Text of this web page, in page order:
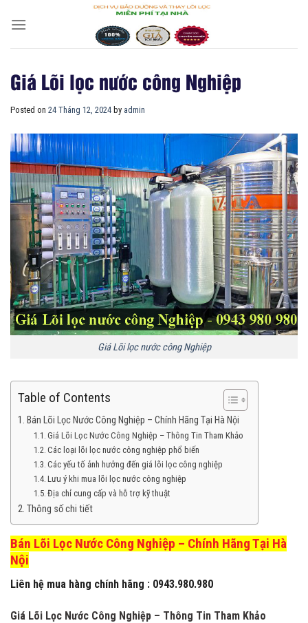
Giá Lõi lọc nước công Nghiệp
Posted on 24 Tháng 12, 2024 by admin
Giá Lõi lọc nước công Nghiệp
Table of Contents
Bán Lõi Lọc Nước Công Nghiệp – Chính Hãng Tại Hà Nội
Giá Lõi Lọc Nước Công Nghiệp – Thông Tin Tham Khảo
Các loại lõi lọc nước công nghiệp phổ biến
Các yếu tố ảnh hưởng đến giá lõi lọc công nghiệp
Lưu ý khi mua lõi lọc nước công nghiệp
Địa chỉ cung cấp và hỗ trợ kỹ thuật
Thông số chi tiết
Bán Lõi Lọc Nước Công Nghiệp – Chính Hãng Tại Hà
Nội
Liên hệ mua hàng chính hãng : 0943.980.980
Giá Lõi Lọc Nước Công Nghiệp – Thông Tin Tham Khảo